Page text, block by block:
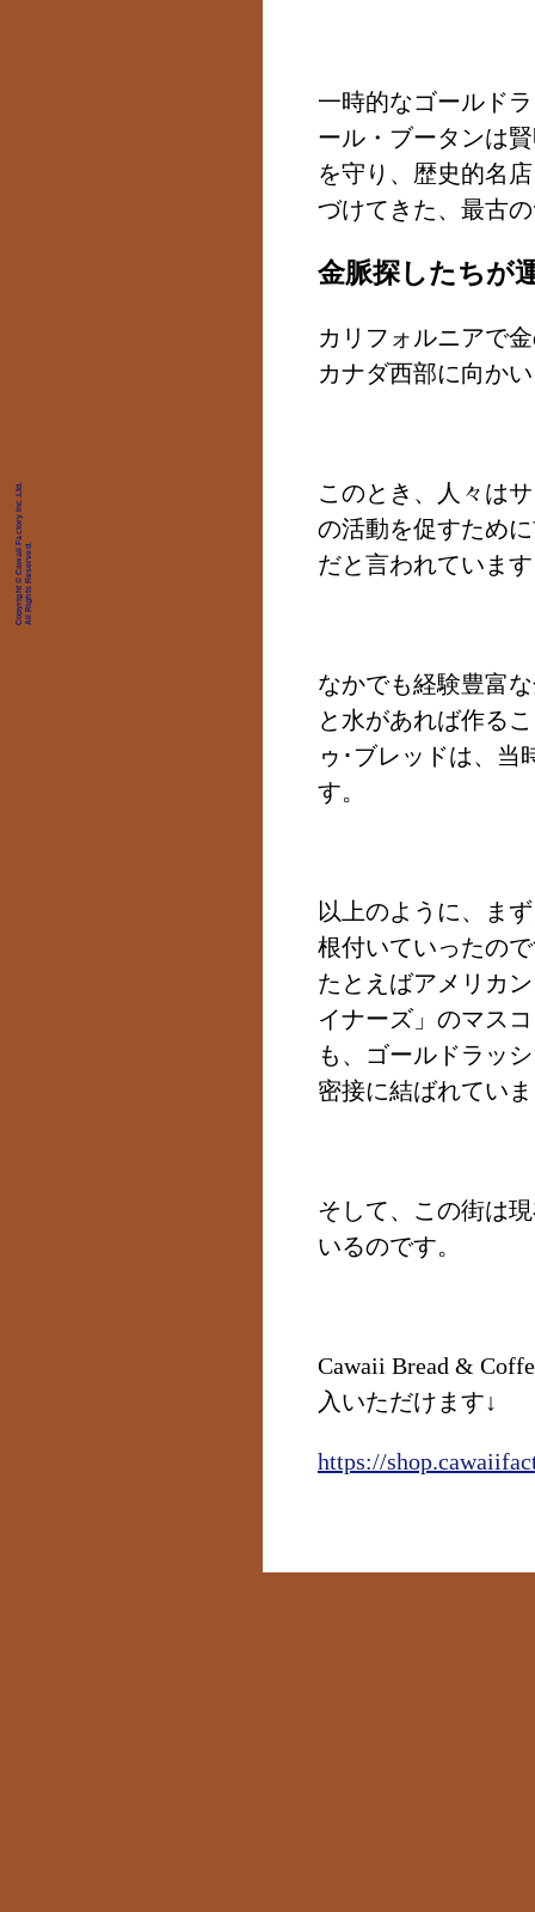
一時的なゴールド
ール・ブータンは
を守り、歴史的名
づけてきた、最古
金脈探したちが
カリフォルニアで
カナダ西部に向か
このとき、人々は
の活動を促すため
だと言われていま
なかでも経験豊富
と水があれば作る
ゥ･ブレッドは、当
す。
以上のように、ま
根付いていったの
たとえばアメリカ
イナーズ」のマス
も、ゴールドラッ
密接に結ばれてい
そして、この街は
いるの
Cawaii Bread &
入いただけます↓
https://
Copyright © Cawaii Factory Inc.Ltd.All Rights Reserved.